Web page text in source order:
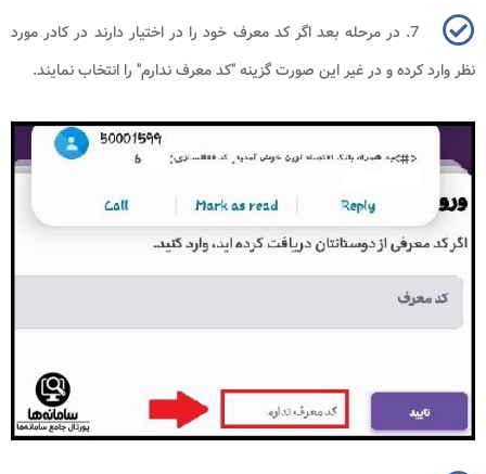
7. در مرحله بعد اگر کد معرف خود را در اختیار دارند در کادر مورد
نظر وارد کرده و در غیر این صورت گزینه "کد معرف ندارم" را انتخاب نمایند.